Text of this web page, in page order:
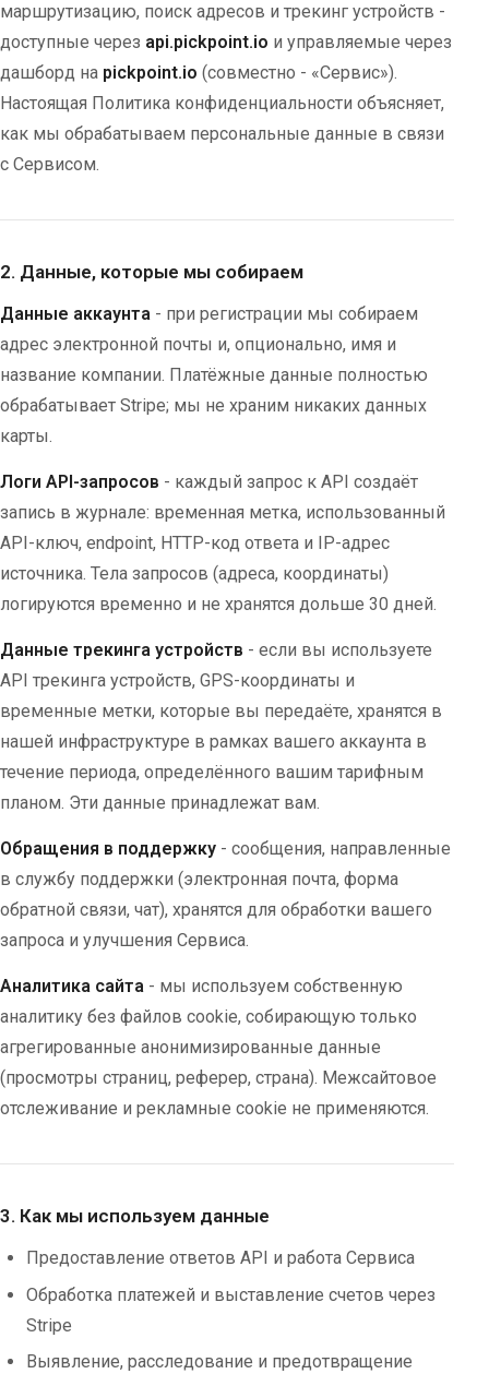
маршрутизацию, поиск адресов и трекинг устройств -
доступные через api.pickpoint.io и управляемые через
дашборд на pickpoint.io (совместно - «Сервис»).
Настоящая Политика конфиденциальности объясняет,
как мы обрабатываем персональные данные в связи
с Сервисом.
2. Данные, которые мы собираем
Данные аккаунта - при регистрации мы собираем
адрес электронной почты и, опционально, имя и
название компании. Платёжные данные полностью
обрабатывает Stripe; мы не храним никаких данных
карты.
Логи API-запросов - каждый запрос к API создаёт
запись в журнале: временная метка, использованный
API-ключ, endpoint, HTTP-код ответа и IP-адрес
источника. Тела запросов (адреса, координаты)
логируются временно и не хранятся дольше 30 дней.
Данные трекинга устройств - если вы используете
API трекинга устройств, GPS-координаты и
временные метки, которые вы передаёте, хранятся в
нашей инфраструктуре в рамках вашего аккаунта в
течение периода, определённого вашим тарифным
планом. Эти данные принадлежат вам.
Обращения в поддержку - сообщения, направленные
в службу поддержки (электронная почта, форма
обратной связи, чат), хранятся для обработки вашего
запроса и улучшения Сервиса.
Аналитика сайта - мы используем собственную
аналитику без файлов cookie, собирающую только
агрегированные анонимизированные данные
(просмотры страниц, реферер, страна). Межсайтовое
отслеживание и рекламные cookie не применяются.
3. Как мы используем данные
Предоставление ответов API и работа Сервиса
Обработка платежей и выставление счетов через
Stripe
Выявление, расследование и предотвращение